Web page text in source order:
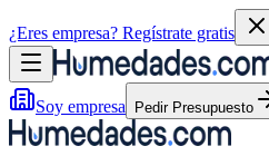
¿Eres empresa? Regístrate gratis
Soy empresa Pedir Presupuesto